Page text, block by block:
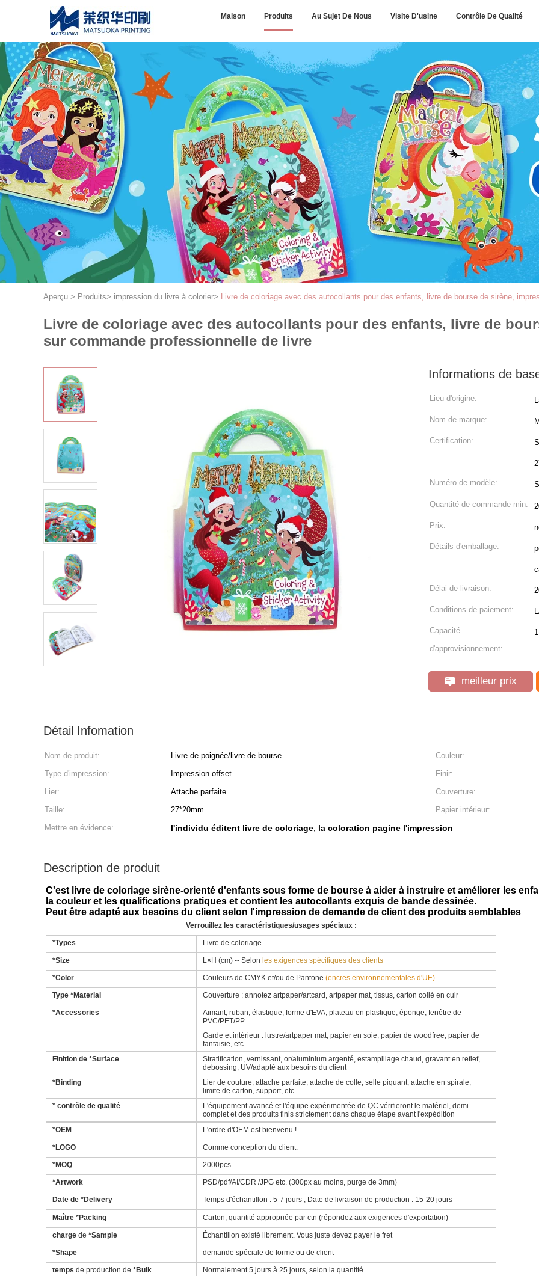
Maison Produits Au Sujet De Nous Visite D'usine Contrôle De Qualité
Aperçu > Produits> impression du livre à colorier> Livre de coloriage avec des autocollants pour des enfants, livre de bourse de sirène,
Livre de coloriage avec des autocollants pour des enfants, livre de
sur commande professionnelle de livre
Informations de
Lieu d'origine:
Nom de marque:
Certification:
Numéro de modèle:
Quantité de commande min:
Prix:
Détails d'emballage:
Délai de livraison:
Conditions de paiement:
Capacité
d'approvisionnement:
meilleur prix
Détail Infomation
Nom de produit: Livre de poignée/livre de bourse Couleur:
Type d'impression:
Impression offset Finir:
Lier:
Attache parfaite Couverture:
Taille:
27*20mm Papier intérieur:
Mettre en évidence:
l'individu éditent livre de coloriage, la coloration pagine l'impression
Description de produit
C'est livre de coloriage sirène-orienté d'enfants sous forme de bourse à aider à instruire et améliorer les
la couleur et les qualifications pratiques et contient les autocollants exquis de bande dessinée.
Peut être adapté aux besoins du client selon l'impression de demande de client des produits semblables
Verrouillez les caractéristiques/usages spéciaux :
*Types Livre de coloriage
*Size L×H (cm) -- Selon les exigences spécifiques des clients
*Color Couleurs de CMYK et/ou de Pantone (encres environnementales d'UE)
Type *Material Couverture : annotez artpaper/artcard, artpaper mat, tissus, carton collé en cuir
*Accessories
Aimant, ruban, élastique, forme d'EVA, plateau en plastique, éponge, fenêtre de
PVC/PET/PP
Garde et intérieur : lustre/artpaper mat, papier en soie, papier de woodfree, papier de
fantaisie, etc.
Finition de *Surface
Stratification, vernissant, or/aluminium argenté, estampillage chaud, gravant en refief,
debossing, UV/adapté aux besoins du client
*Binding
Lier de couture, attache parfaite, attache de colle, selle piquant, attache en spirale,
limite de carton, support, etc.
* contrôle de qualité
L'équipement avancé et l'équipe expérimentée de QC vérifieront le matériel, demi-
complet et des produits finis strictement dans chaque étape avant l'expédition
*OEM
L'ordre d'OEM est bienvenu !
*LOGO Comme conception du client.
*MOQ 2000pcs
*Artwork PSD/pdf/AI/CDR /JPG etc. (300px au moins, purge de 3mm)
Date de *Delivery Temps d'échantillon : 5-7 jours ; Date de livraison de production : 15-20 jours
Maître *Packing Carton, quantité appropriée par ctn (répondez aux exigences d'exportation)
charge de *Sample Échantillon existé librement. Vous juste devez payer le fret
*Shape demande spéciale de forme ou de client
temps de production de *Bulk Normalement 5 jours à 25 jours, selon la quantité.